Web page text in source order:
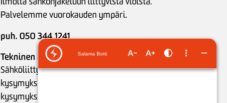
Palvelemme vuorokauden ympäri.
puh. 050 344 1241
Tekninen asiakaspalvelu
Sähköliittymiin ja sähkönjakeluun liittyvät
kysymykset (saatavuus, hintatiedot, tekniset
kysymykset), puunkaato- ja mittarointiasiat sekä